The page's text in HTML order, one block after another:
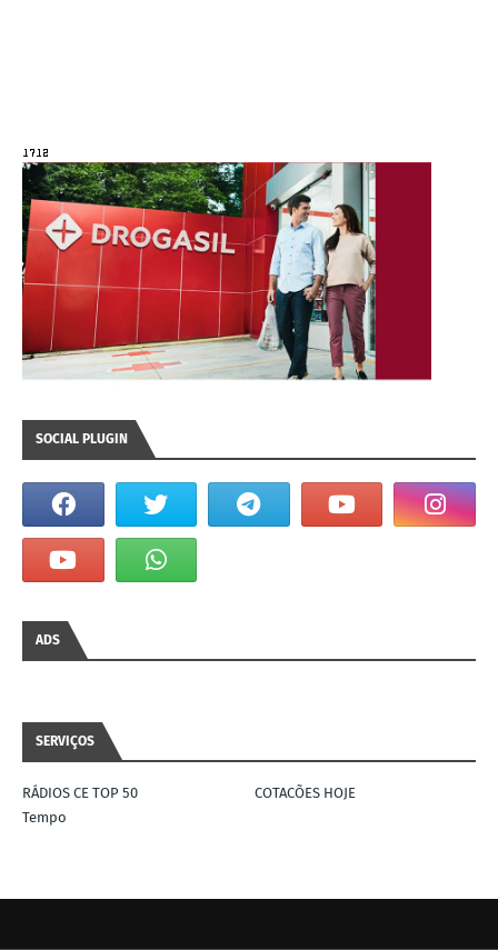
SOCIAL PLUGIN
ADS
SERVIÇOS
RÁDIOS CE TOP 50
COTACÕES HOJE
Tempo